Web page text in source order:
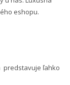
eshopu.
predstavuje ľahko